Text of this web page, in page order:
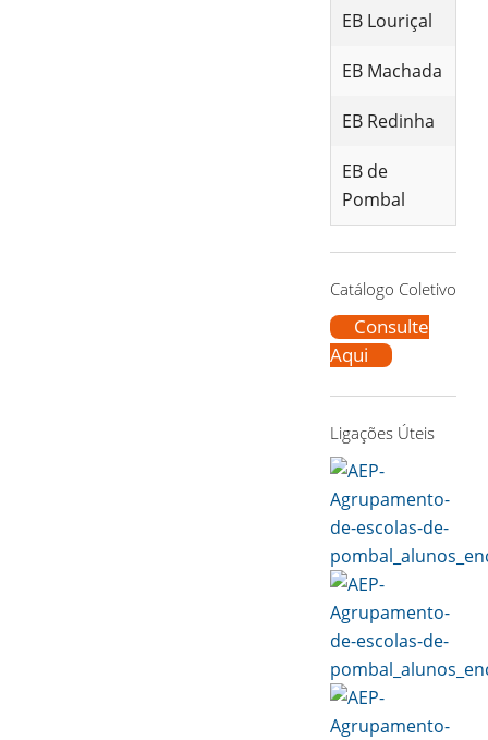
EB Louriçal
EB Machada
EB Redinha
EB de
Pombal
Catálogo Coletivo
Consulte
Aqui
Ligações Úteis